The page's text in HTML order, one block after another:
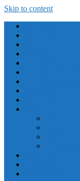
Skip to content